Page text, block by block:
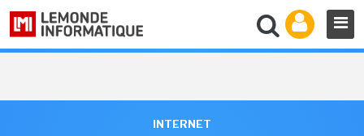
INTERNET